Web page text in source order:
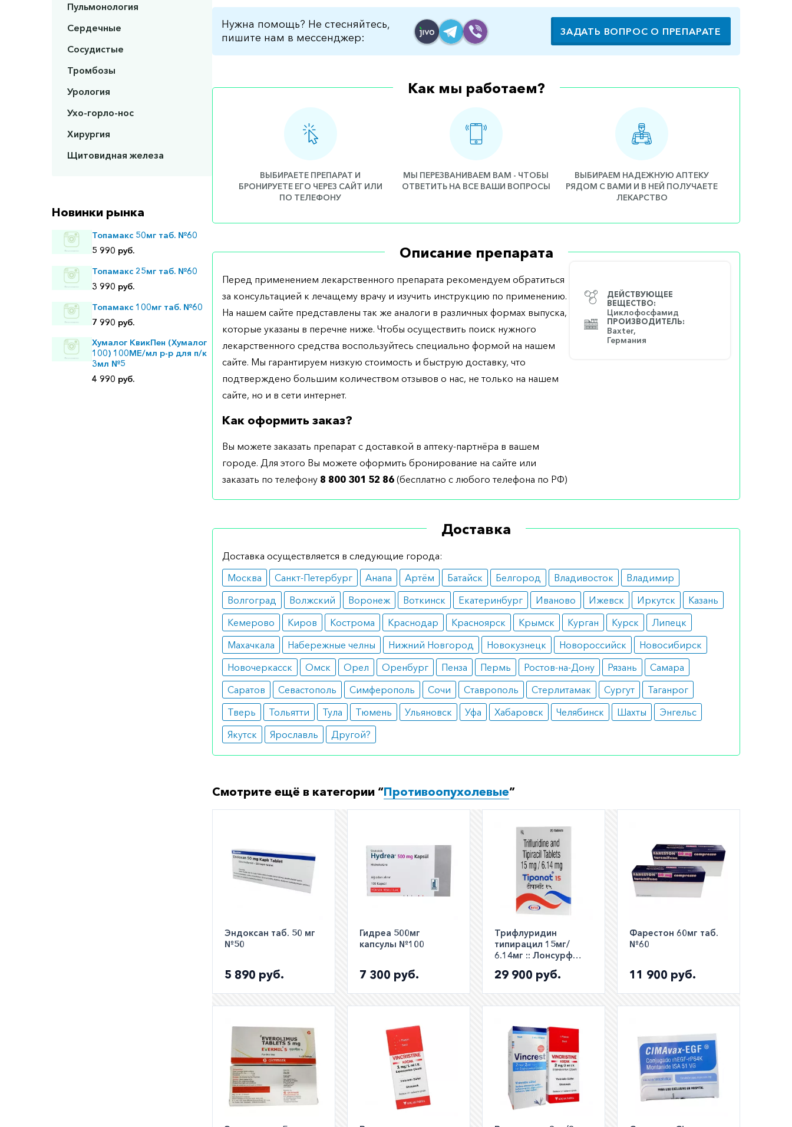
Пульмонология
Сердечные
Сосудистые
Тромбозы
Урология
Ухо-горло-нос
Хирургия
Щитовидная железа
Новинки рынка
Топамакс 50мг таб. №60
5 990 руб.
Топамакс 25мг таб. №60
3 990 руб.
Топамакс 100мг таб. №60
7 990 руб.
Хумалог КвикПен (Хумалог
100) 100МЕ/мл р-р для п/к
3мл №5
4 990 руб.
Нужна помощь? Не стесняйтесь,
пишите нам в мессенджер:
ЗАДАТЬ ВОПРОС О ПРЕПАРАТЕ
Как мы работаем?
ВЫБИРАЕТЕ ПРЕПАРАТ И
БРОНИРУЕТЕ ЕГО ЧЕРЕЗ САЙТ ИЛИ
ПО ТЕЛЕФОНУ
МЫ ПЕРЕЗВАНИВАЕМ ВАМ - ЧТОБЫ
ОТВЕТИТЬ НА ВСЕ ВАШИ ВОПРОСЫ
ВЫБИРАЕМ НАДЕЖНУЮ АПТЕКУ
РЯДОМ С ВАМИ И В НЕЙ ПОЛУЧАЕТЕ
ЛЕКАРСТВО
Описание препарата
ДЕЙСТВУЮЩЕЕ
ВЕЩЕСТВО:
Циклофосфамид
ПРОИЗВОДИТЕЛЬ:
Baxter,
Германия
Перед применением лекарственного препарата рекомендуем обратиться
за консультацией к лечащему врачу и изучить инструкцию по применению.
На нашем сайте представлены так же аналоги в различных формах выпуска,
которые указаны в перечне ниже. Чтобы осуществить поиск нужного
лекарственного средства воспользуйтесь специально формой на нашем
сайте. Мы гарантируем низкую стоимость и быструю доставку, что
подтверждено большим количеством отзывов о нас, не только на нашем
сайте, но и в сети интернет.
Как оформить заказ?
Вы можете заказать препарат с доставкой в аптеку-партнёра в вашем
городе. Для этого Вы можете оформить бронирование на сайте или
заказать по телефону 8 800 301 52 86 (бесплатно с любого телефона по РФ)
Доставка
Доставка осуществляется в следующие города:
Москва
Санкт-Петербург Анапа Артём Батайск Белгород Владивосток
Владимир
Волгоград
Волжский Воронеж Воткинск Екатеринбург Иваново Ижевск Иркутск
Казань
Кемерово
Киров Кострома Краснодар Красноярск Крымск Курган Курск
Липецк
Махачкала
Набережные челны Нижний Новгород Новокузнецк Новороссийск
Новосибирск
Новочеркасск
Омск Орел Оренбург Пенза Пермь Ростов-на-Дону Рязань
Самара
Саратов
Севастополь Симферополь Сочи Ставрополь Стерлитамак Сургут
Таганрог
Тверь
Тольятти Тула Тюмень Ульяновск Уфа Хабаровск Челябинск Шахты
Энгельс
Якутск
Ярославль Другой?
Смотрите ещё в категории “Противоопухолевые”
Эндоксан таб. 50 мг
№50
5 890 руб.
Гидреа 500мг
капсулы №100
7 300 руб.
Трифлуридин
типирацил 15мг/
6.14мг :: Лонсурф
полный аналог ::
Tipanat таб. №20
29 900 руб.
Фарестон 60мг таб.
№60
11 900 руб.